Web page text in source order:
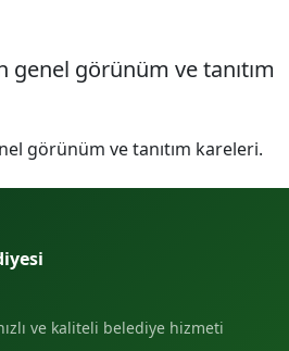
genel görünüm ve tanıtım
görünüm ve tanıtım kareleri.
ve kaliteli belediye hizmeti